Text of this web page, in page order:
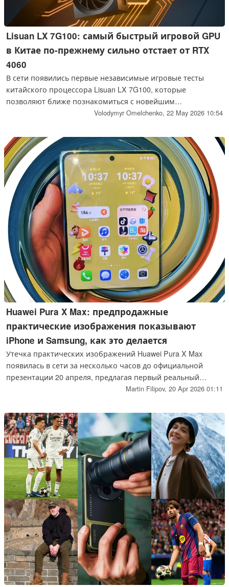
Lisuan LX 7G100: самый быстрый игровой GPU
в Китае по-прежнему сильно отстает от RTX
4060
В сети появились первые независимые игровые тесты
китайского процессора Lisuan LX 7G100, которые
позволяют ближе познакомиться с новейшим
отечественным игровым GPU.Volodymyr Omelchenko, 22 May 2026 10:54
Huawei Pura X Max: предпродажные
практические изображения показывают
iPhone и Samsung, как это делается
Утечка практических изображений Huawei Pura X Max
появилась в сети за несколько часов до официальной
презентации 20 апреля, предлагая первый реальный
взгляд на первый в мире "широкий складной". Живые
сторон 16:10 и премиальный текстурированный дизайн,
фактически опередив Samsung и Apple с этим новым форм-
фактором. Хотя аппаратное обеспечение демонстрирует
инновационное лидерство Huawei, устройство будет
выпущено без Google Play Services, а под управлением
HarmonyOS.
Martin Filipov, 20 Apr 2026 01:11